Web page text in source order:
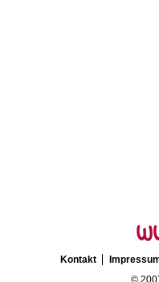
Kontakt
©